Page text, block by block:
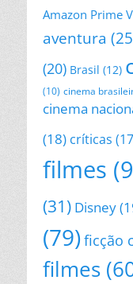
Amazon Prime
aventura
(20) Brasil (12)
(10) cinema
cinema
(18) críticas
filmes
(31) Disney
(79)ficção
filmes